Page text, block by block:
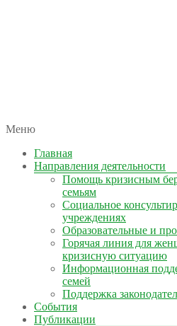
КОЛЫМА — ЗА ЖИЗНЬ
автономная некоммерческая
Меню
Главная
Направления деятельности
Помощь кризисным
семьям
Социальное
учреждениях
Образовательные и
Горячая линия для
кризисную ситуацию
Информационная
семей
Поддержка
События
Публикации